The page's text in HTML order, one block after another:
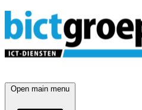
Open main menu